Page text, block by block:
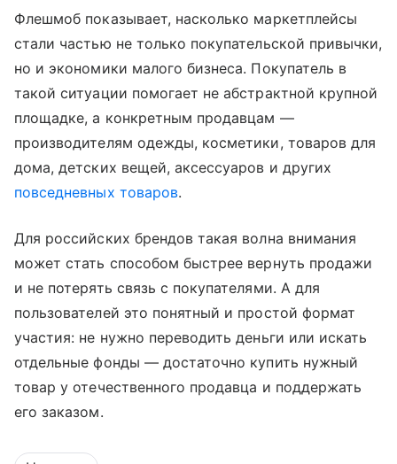
Флешмоб показывает, насколько маркетплейсы
стали частью не только покупательской привычки,
но и экономики малого бизнеса. Покупатель в
такой ситуации помогает не абстрактной крупной
площадке, а конкретным продавцам —
производителям одежды, косметики, товаров для
дома, детских вещей, аксессуаров и других
повседневных товаров.
Для российских брендов такая волна внимания
может стать способом быстрее вернуть продажи
и не потерять связь с покупателями. А для
пользователей это понятный и простой формат
участия: не нужно переводить деньги или искать
отдельные фонды — достаточно купить нужный
товар у отечественного продавца и поддержать
его заказом.